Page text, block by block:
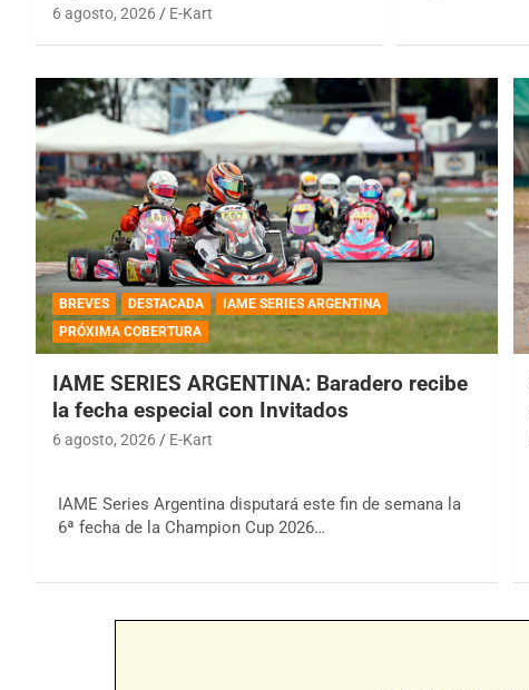
6 agosto, 2026 E-Kart
BREVES DESTACADA
IAME SERIES ARGENTINA
PRÓXIMA COBERTURA
IAME SERIES ARGENTINA: Baradero recibe
la fecha especial con Invitados
6 agosto, 2026 E-Kart
IAME Series Argentina disputará este fin de semana la
6ª fecha de la Champion Cup 2026…